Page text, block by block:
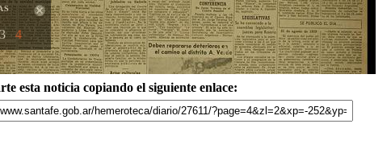
3 4
esta noticia copiando el siguiente enlace: